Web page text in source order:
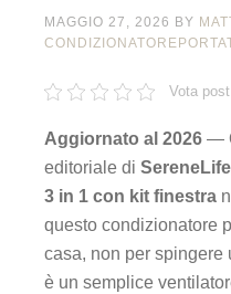
MAGGIO 27, 2026 BY
Vota post
Aggiornato al 2026 —
editoriale di
3 in 1 con kit finestra
questo condizionatore
casa, non per spingere
è un semplice